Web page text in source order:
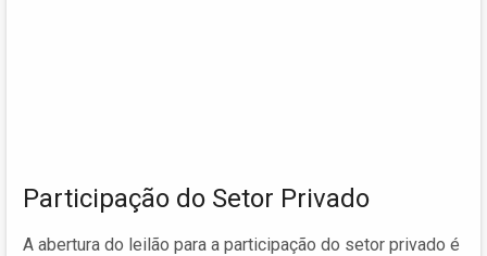
Participação do Setor Privado
A abertura do leilão para a participação do setor privado é